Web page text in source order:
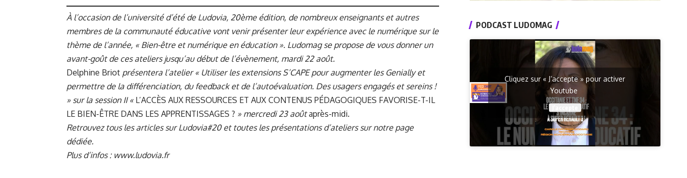
À l’occasion de l’université d’été de Ludovia, 20ème édition, de nombreux enseignants et autres
membres de la communauté éducative vont venir présenter leur expérience avec le numérique sur le
thème de l’année, « Bien-être et numérique en éducation ». Ludomag se propose de vous donner un
avant-goût de ces ateliers jusqu’au début de l’évènement, mardi 22 août.
Delphine Briot présentera l’atelier « Utiliser les extensions S’CAPE pour augmenter les Genially et
permettre de la différenciation, du feedback et de l’autoévaluation. Des usagers engagés et sereins !
» sur la session II «L’ACCÈS AUX RESSOURCES ET AUX CONTENUS PÉDAGOGIQUES FAVORISE-T-IL
LE BIEN-ÊTRE DANS LES APPRENTISSAGES ? » mercredi 23 aoûtaprès-midi.
Retrouvez tous les articles sur Ludovia#20 et toutes les présentations d’ateliers surnotre page
dédiée.
Plus d’infos : www.ludovia.fr
PODCAST LUDOMAG
Cliquez sur « J’accepte » pour activer
Youtube